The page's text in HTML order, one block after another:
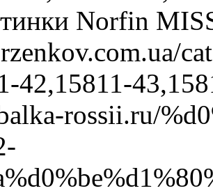
Norfin
42,15811-
rossii.ru/